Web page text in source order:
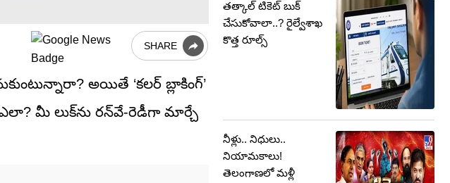
SHARE
అయితే ‘కలర్ బ్లాకింగ్’
ఎలా? మీ లుక్‌ను రన్‌వే-రెడీగా మార్చే
తత్కాల్ టికెట్ బుక్
చేసుకోవాలా..? రైల్వేశాఖ
కొత్త రూల్స్
నీళ్లు.. నిధులు..
నియామకాలు!
తెలంగాణలో మళ్లీ